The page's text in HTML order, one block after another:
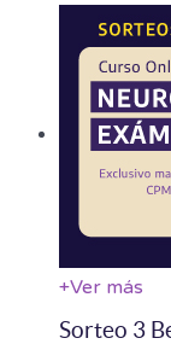
+Ver más
Sorteo 3